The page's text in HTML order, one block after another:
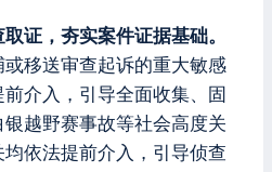
证，夯实案件证据基础。
移送审查起诉的重大敏感
介入，引导全面收集、固
越野赛事故等社会高度关
依法提前介入，引导侦查